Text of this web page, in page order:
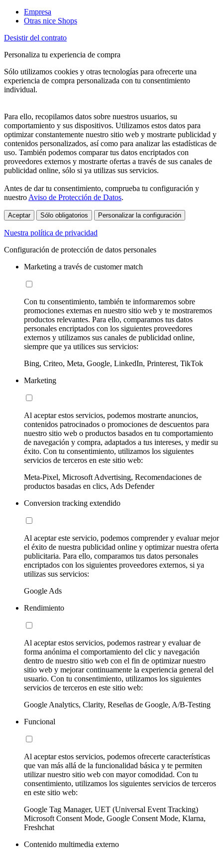
Empresa
Otras nice Shops
Desistir del contrato
Personaliza tu experiencia de compra
Sólo utilizamos cookies y otras tecnologías para ofrecerte una
experiencia de compra personalizada con tu consentimiento
individual.
Para ello, recopilamos datos sobre nuestros usuarios, su
comportamiento y sus dispositivos. Utilizamos estos datos para
optimizar constantemente nuestro sitio web y mostrarte publicidad y
contenidos personalizados, así como para analizar las estadísticas de
uso. También podemos comparar tus datos encriptados con
proveedores externos y mostrarte ofertas a través de sus canales de
publicidad online, sólo si ya utilizas sus servicios.
Antes de dar tu consentimiento, comprueba tu configuración y
nuestro Aviso de Protección de Datos.
Aceptar Sólo obligatorios Personalizar la configuración
Nuestra política de privacidad
Configuración de protección de datos personales
Marketing a través de customer match
Con tu consentimiento, también te informaremos sobre
promociones externas en nuestro sitio web y te mostraremos
productos relevantes. Para ello, comparamos tus datos
personales encriptados con los siguientes proveedores
externos y utilizamos sus canales de publicidad online,
siempre que ya utilices sus servicios:
Bing, Criteo, Meta, Google, LinkedIn, Printerest, TikTok
Marketing
Al aceptar estos servicios, podemos mostrarte anuncios,
contenidos patrocinados o promociones de descuentos para
nuestro sitio web o productos basados en tu comportamiento
de navegación y compra, adaptados a tus intereses, y medir su
éxito. Con tu consentimiento, utilizamos los siguientes
servicios de terceros en este sitio web:
Meta-Pixel, Microsoft Advertising, Recomendaciones de
productos basadas en clics, Ads Defender
Conversion tracking extendido
Al aceptar este servicio, podemos comprender y evaluar mejor
el éxito de nuestra publicidad online y optimizar nuestra oferta
publicitaria. Para ello, comparamos tus datos personales
encriptados con los siguientes proveedores externos, si ya
utilizas sus servicios:
Google Ads
Rendimiento
Al aceptar estos servicios, podemos rastrear y evaluar de
forma anónima el comportamiento del clic y navegación
dentro de nuestro sitio web con el fin de optimizar nuestro
sitio web y mejorar continuamente la experiencia general del
usuario. Con tu consentimiento, utilizamos los siguientes
servicios de terceros en este sitio web:
Google Analytics, Clarity, Reseñas de Google, A/B-Testing
Funcional
Al aceptar estos servicios, podemos ofrecerte características
que van más allá de la funcionalidad básica y te permiten
utilizar nuestro sitio web con mayor comodidad. Con tu
consentimiento, utilizamos los siguientes servicios de terceros
en este sitio web:
Google Tag Manager, UET (Universal Event Tracking)
Microsoft Consent Mode, Google Consent Mode, Klarna,
Freshchat
Contenido multimedia externo